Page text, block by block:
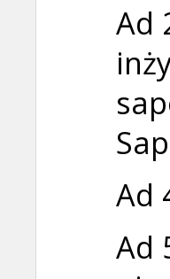
Ad
Ad
Ad